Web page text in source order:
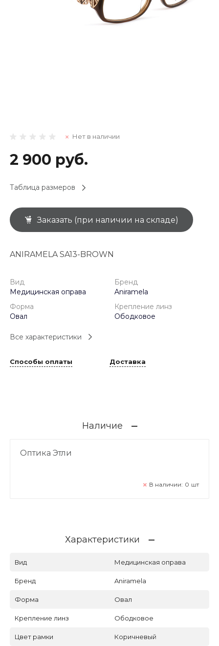
Нет в наличии
2 900 руб.
Таблица размеров
Заказать (при наличии на складе)
ANIRAMELA SA13-BROWN
Вид
Медицинская оправа
Бренд
Aniramela
Форма
Овал
Крепление линз
Ободковое
Все характеристики
Способы оплаты Доставка
Наличие
Оптика Этли
В наличии: 0 шт
Характеристики
Вид Медицинская оправа
Бренд Aniramela
Форма Овал
Крепление линз Ободковое
Цвет рамки Коричневый